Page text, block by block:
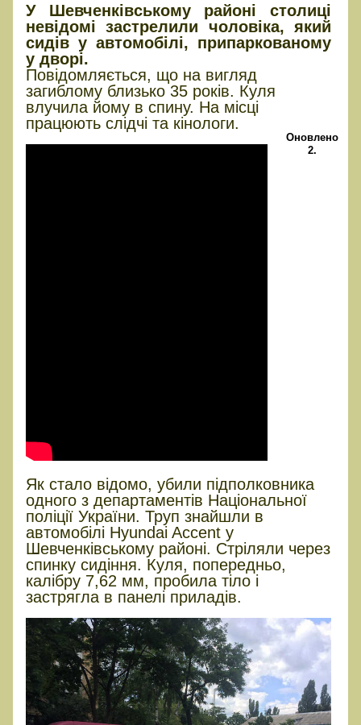
У Шевченківському районі столиці
невідомі застрелили чоловіка, який
сидів у автомобілі, припаркованому
у дворі.
Повідомляється, що на вигляд
загиблому близько 35 років. Куля
влучила йому в спину. На місці
працюють слідчі та кінологи.
Як стало відомо, убили підполковника
одного з департаментів Національної
поліції України. Труп знайшли в
автомобілі Hyundai Accent у
Шевченківському районі. Стріляли через
спинку сидіння. Куля, попередньо,
калібру 7,62 мм, пробила тіло і
застрягла в панелі приладів.
Оновлено
2.